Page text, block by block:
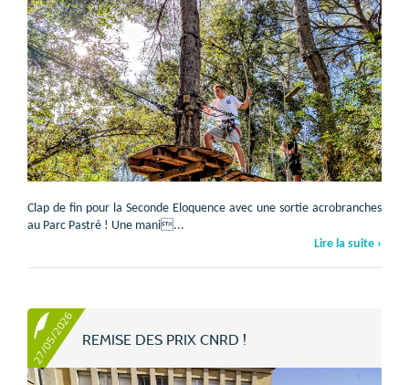
Clap de fin pour la Seconde Eloquence avec une sortie acrobranches
au Parc Pastré ! Une mani...
Lire la suite ›
27/05/2026 REMISE DES PRIX CNRD !